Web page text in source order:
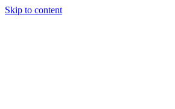
Skip to content